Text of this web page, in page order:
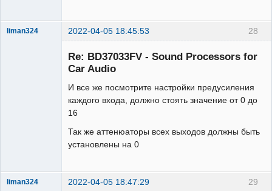
28
liman324 2022-04-05 18:45:53
Re: BD37033FV - Sound Processors for
Car Audio
И все же посмотрите настройки предусиления
каждого входа, должно стоять значение от 0 до
16
Так же аттенюаторы всех выходов должны быть
установлены на 0
29
liman324 2022-04-05 18:47:29